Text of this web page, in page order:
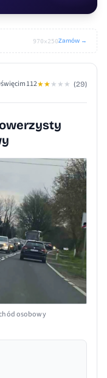
970×250Zamów →
★★ ★ ★ ★ (29)
osobowy